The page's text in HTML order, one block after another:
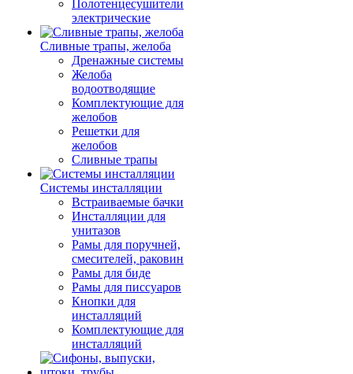
Полотенцесушители
электрические
Сливные трапы, желоба
Дренажные системы
Желоба
водоотводящие
Комплектующие для
желобов
Решетки для
желобов
Сливные трапы
Системы инсталляции
Встраиваемые бачки
Инсталляции для
унитазов
Рамы для поручней,
смесителей, раковин
Рамы для биде
Рамы для писсуаров
Кнопки для
инсталляций
Комплектующие для
инсталляций